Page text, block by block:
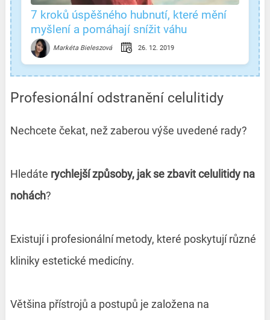
7 kroků úspěšného hubnutí, které mění
myšlení a pomáhají snížit váhu
Markéta Bieleszová 26. 12. 2019
Profesionální odstranění celulitidy
Nechcete čekat, než zaberou výše uvedené rady?
Hledáte rychlejší způsoby, jak se zbavit celulitidy na
nohách?
Existují i profesionální metody, které poskytují různé
kliniky estetické medicíny.
Většina přístrojů a postupů je založena na